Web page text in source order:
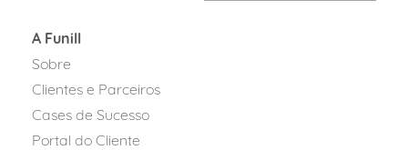
A Funill
Sobre
Clientes e Parceiros
Cases de Sucesso
Portal do Cliente